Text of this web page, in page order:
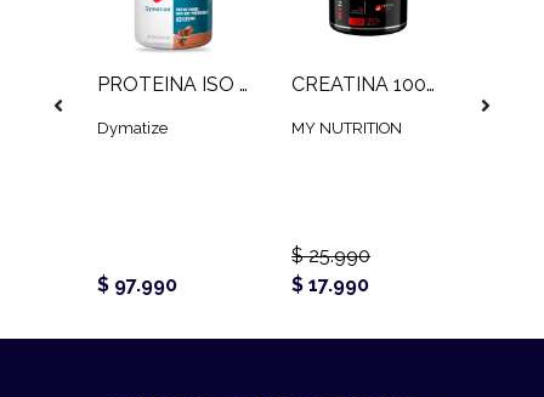
PROTEINA ISO 100 (3 LB)
Dymatize
$ 97.990
CREATINA 100% MONOHIDRATADA MY NUTRITION (300 GR)
MY NUTRITION
$ 25.990
$ 17.990